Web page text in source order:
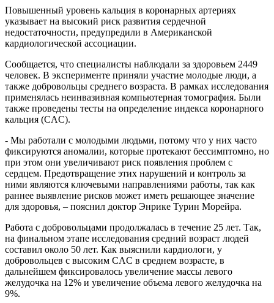
Повышенный уровень кальция в коронарных артериях
указывает на высокий риск развития сердечной
недостаточности, предупредили в Американской
кардиологической ассоциации.
Сообщается, что специалисты наблюдали за здоровьем 2449
человек. В эксперименте приняли участие молодые люди, а
также добровольцы среднего возраста. В рамках исследования
применялась неинвазивная компьютерная томография. Были
также проведены тесты на определение индекса коронарного
кальция (CAC).
- Мы работали с молодыми людьми, потому что у них часто
фиксируются аномалии, которые протекают бессимптомно, но
при этом они увеличивают риск появления проблем с
сердцем. Предотвращение этих нарушений и контроль за
ними являются ключевыми направлениями работы, так как
раннее выявление рисков может иметь решающее значение
для здоровья, – пояснил доктор Энрике Турин Морейра.
Работа с добровольцами продолжалась в течение 25 лет. Так,
на финальном этапе исследования средний возраст людей
составил около 50 лет. Как выяснили кардиологи, у
добровольцев с высоким CAC в среднем возрасте, в
дальнейшем фиксировалось увеличение массы левого
желудочка на 12% и увеличение объема левого желудочка на
9%.